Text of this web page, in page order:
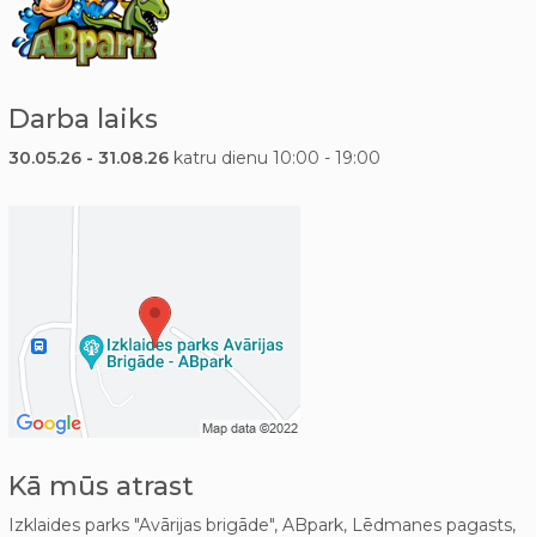
Darba laiks
30.05.26 - 31.08.26 katru dienu 10:00 - 19:00
Kā mūs atrast
Izklaides parks "Avārijas brigāde", ABpark, Lēdmanes pagasts,